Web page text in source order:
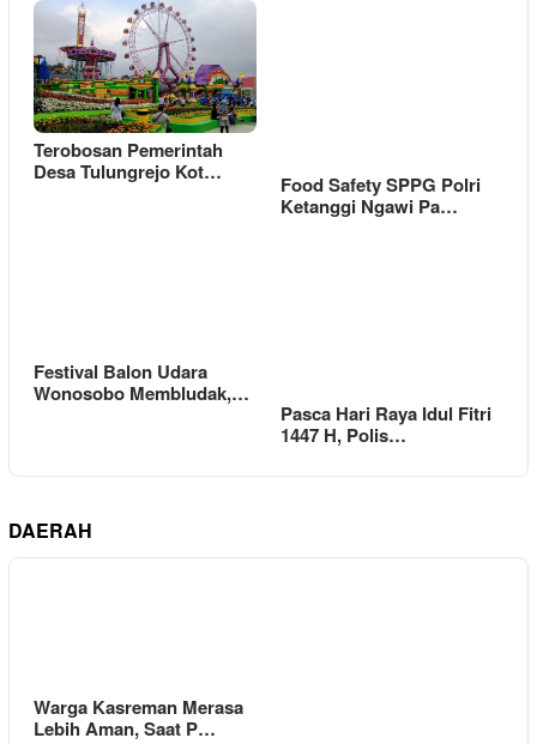
Terobosan Pemerintah
Desa Tulungrejo Kot…
Food Safety SPPG Polri
Ketanggi Ngawi Pa…
Festival Balon Udara
Wonosobo Membludak,…
Pasca Hari Raya Idul Fitri
1447 H, Polis…
DAERAH
Warga Kasreman Merasa
Lebih Aman, Saat P…